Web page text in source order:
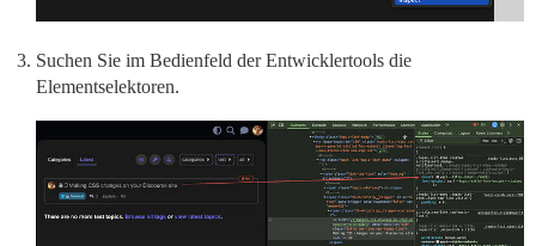
Suchen Sie im Bedienfeld der Entwicklertools die
Elementselektoren.